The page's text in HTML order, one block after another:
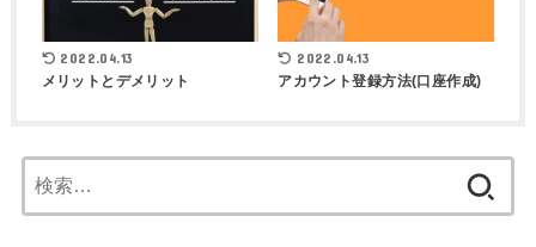
2022.04.13
メリットとデメリット
2022.04.13
アカウント登録方法(口座作成)
索: